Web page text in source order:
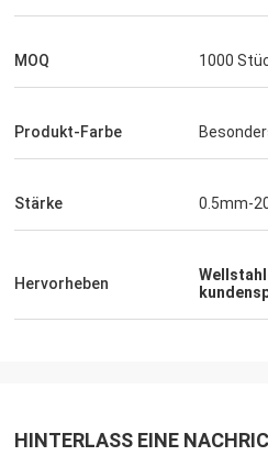
Gute Teammitglieder immer bieten
MOQ 1000
Produkt-Farbe
Stärke 0.5mm-
Hervorheben
HINTERLASS EINE